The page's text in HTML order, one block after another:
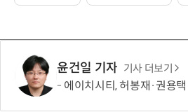
윤건일 기자 기사 더보기
에이치시티, 허봉재·권용택 공동대표 체제 출범…“미래